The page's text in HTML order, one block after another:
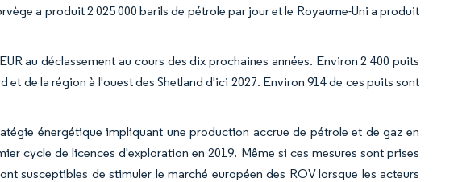
a produit 2 025 000 barils de pétrole par jour et le Royaume-Uni a produit
au déclassement au cours des dix prochaines années. Environ 2 400 puits
et de la région à l'ouest des Shetland d'ici 2027. Environ 914 de ces puits sont
énergétique impliquant une production accrue de pétrole et de gaz en
cycle de licences d'exploration en 2019. Même si ces mesures sont prises
susceptibles de stimuler le marché européen des ROV lorsque les acteurs